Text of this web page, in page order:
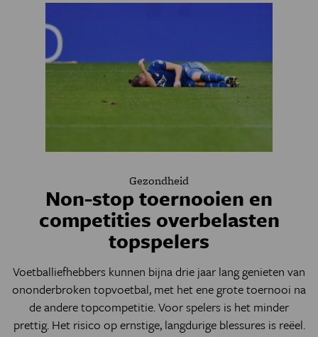
Gezondheid
Non-stop toernooien en
competities overbelasten
topspelers
Voetballiefhebbers kunnen bijna drie jaar lang genieten van
ononderbroken topvoetbal, met het ene grote toernooi na
de andere topcompetitie. Voor spelers is het minder
prettig. Het risico op ernstige, langdurige blessures is reëel.